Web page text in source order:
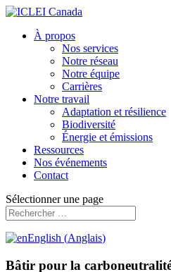
À propos
Nos services
Notre réseau
Notre équipe
Carrières
Notre travail
Adaptation et résilience
Biodiversité
Énergie et émissions
Ressources
Nos événements
Contact
Sélectionner une page
English (Anglais)
Bâtir pour la